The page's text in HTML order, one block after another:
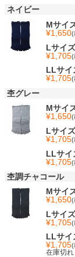
ネイビー
Mサイ
¥1,650
Lサイ
¥1,705
LLサイ
¥1,705
杢グレー
Mサイ
¥1,650
Lサイ
¥1,705
LLサイ
¥1,705
杢調チャコール
Mサイ
¥1,650
Lサイ
¥1,705
LLサイ
¥1,705
在庫切れ